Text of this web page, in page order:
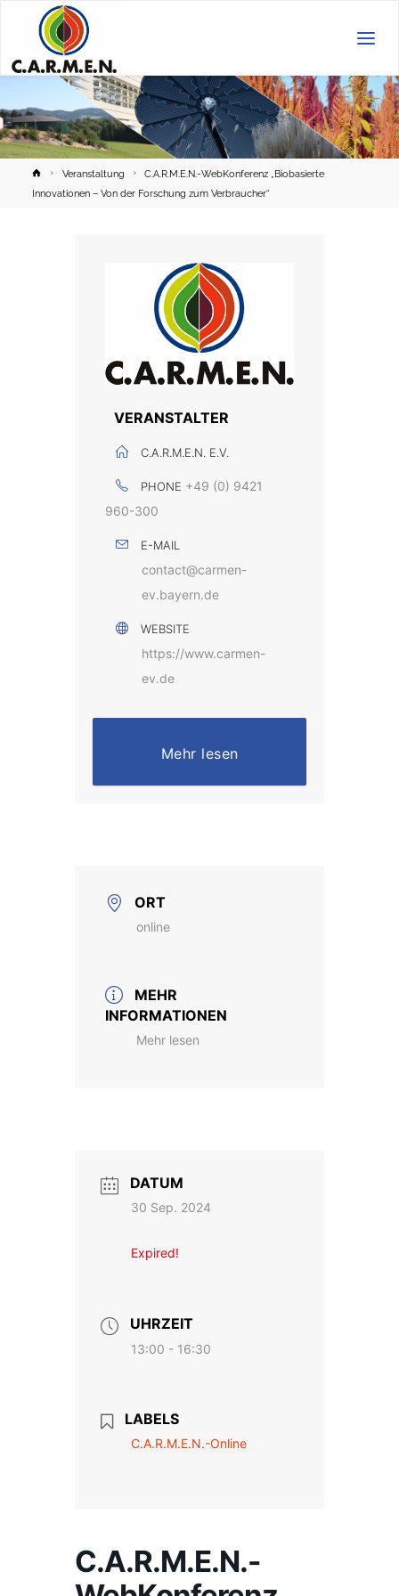
HomeVeranstaltung
C.A.R.M.E.N.-WebKonferenz „Biobasierte
Innovationen – Von der Forschung zum Verbraucher“
VERANSTALTER
C.A.R.M.E.N. E.V.
PHONE +49 (0) 9421
960-300
E-MAIL
contact@carmen-
ev.bayern.de
WEBSITE
https://www.carmen-
ev.de
Mehr lesen
ORT
online
MEHR
INFORMATIONEN
Mehr lesen
DATUM
30 Sep. 2024
Expired!
UHRZEIT
13:00 - 16:30
LABELS
C.A.R.M.E.N.-Online
C.A.R.M.E.N.-